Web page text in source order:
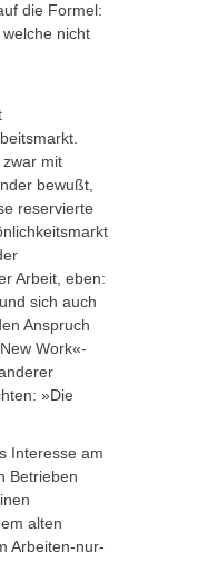
die Formel:
nicht
mit
bewußt,
reservierte
Arbeit, eben:
sich auch
Anspruch
Work«-
»Die
Interesse am
Betrieben
alten
Arbeiten-nur-